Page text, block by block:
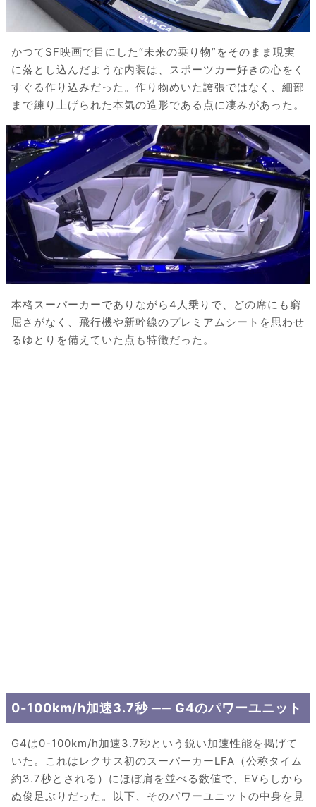
かつてSF映画で目にした“未来の乗り物”をそのまま現実
に落とし込んだような内装は、スポーツカー好きの心をく
すぐる作り込みだった。作り物めいた誇張ではなく、細部
まで練り上げられた本気の造形である点に凄みがあった。
本格スーパーカーでありながら4人乗りで、どの席にも窮
屈さがなく、飛行機や新幹線のプレミアムシートを思わせ
るゆとりを備えていた点も特徴だった。
0-100km/h加速3.7秒 ── G4のパワーユニット
G4は0-100km/h加速3.7秒という鋭い加速性能を掲げて
いた。これはレクサス初のスーパーカーLFA（公称タイム
約3.7秒とされる）にほぼ肩を並べる数値で、EVらしから
ぬ俊足ぶりだった。以下、そのパワーユニットの中身を見